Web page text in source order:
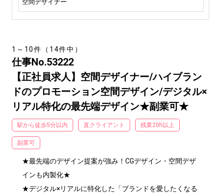
空間デザイナー
1～10件（14件中）
仕事No.53222
【正社員求人】空間デザイナー/ハイブラン
ドのプロモーション空間デザイン/デジタル×
リアル特化の最先端デザイン★副業可★
駅から徒歩5分以内 直クライアント 残業20h以上
副業可
★最先端のデザイン提案が強み！CGデザイン・空間デザ
インも内製化★
★デジタル×リアルに特化した「ブランドを愛したくなる